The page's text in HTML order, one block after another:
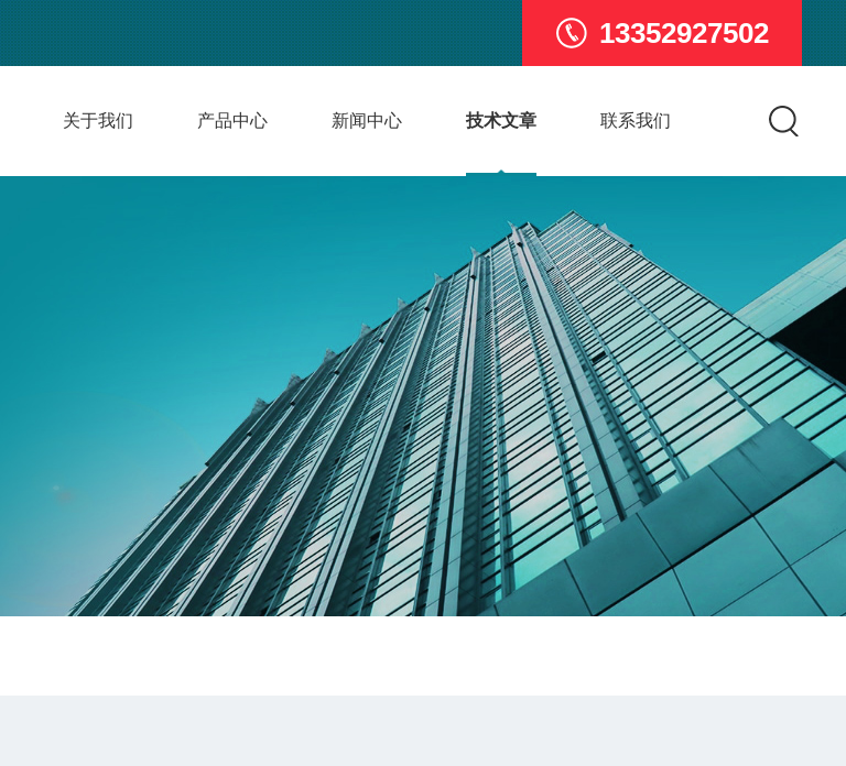
13352927502
关于我们 产品中心 新闻中心 技术文章 联系我们